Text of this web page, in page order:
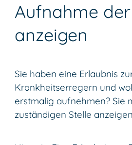
Aufnahme
anzeigen
Sie haben eine Erlaubnis
Krankheitserregern und
erstmalig aufnehmen? Sie
zuständigen Stelle